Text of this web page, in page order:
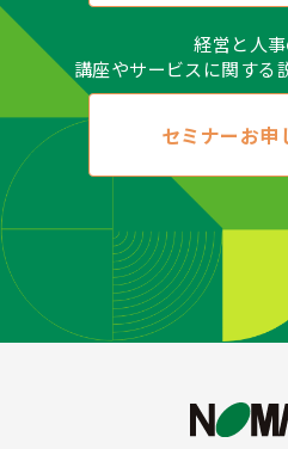
であることが確認できた場合
（当社の事業遂行に支障を
「個人情報保護に関するお問
ださい。
＜個人情報保護に関するお問
株式会社日本経営協会総合研
〒163-0726 東京都新宿区西
tel：(03)3340-3061
e-Mail：
合せ先ではありません）
はこちらをご確
経営と人
講座やサービスに関する
セミナーお申